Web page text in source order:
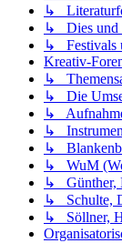
↳
↳ Dies und
↳ Festivals
Kreativ-
↳
↳ Die
↳
↳
↳
↳ WuM
↳ Günther,
↳ Schulte,
↳ Söllner,